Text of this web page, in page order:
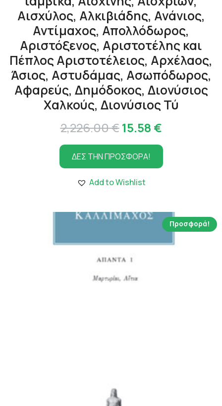
Αισχύλος, Αλκιβιάδης, Ανάνιος,
Αντίμαχος, Απολλόδωρος,
Αριστόξενος, Αριστοτέλης και
Πέπλος Αριστοτέλειος, Αρχέλαος,
Άσιος, Αστυδάμας, Ασωπόδωρος,
Αφαρεύς, Δημόδοκος, Διονύσιος
Χαλκούς, Διονύσιος Τύ
2,226.00€Original
price
was:
2,226.00 €.
15.58 €Η
τρέχουσα
τιμή
ΔΕΣ ΤΗΝ ΠΡΟΣΦΟΡΑ!
Add to Wishlist
Προσφορά!